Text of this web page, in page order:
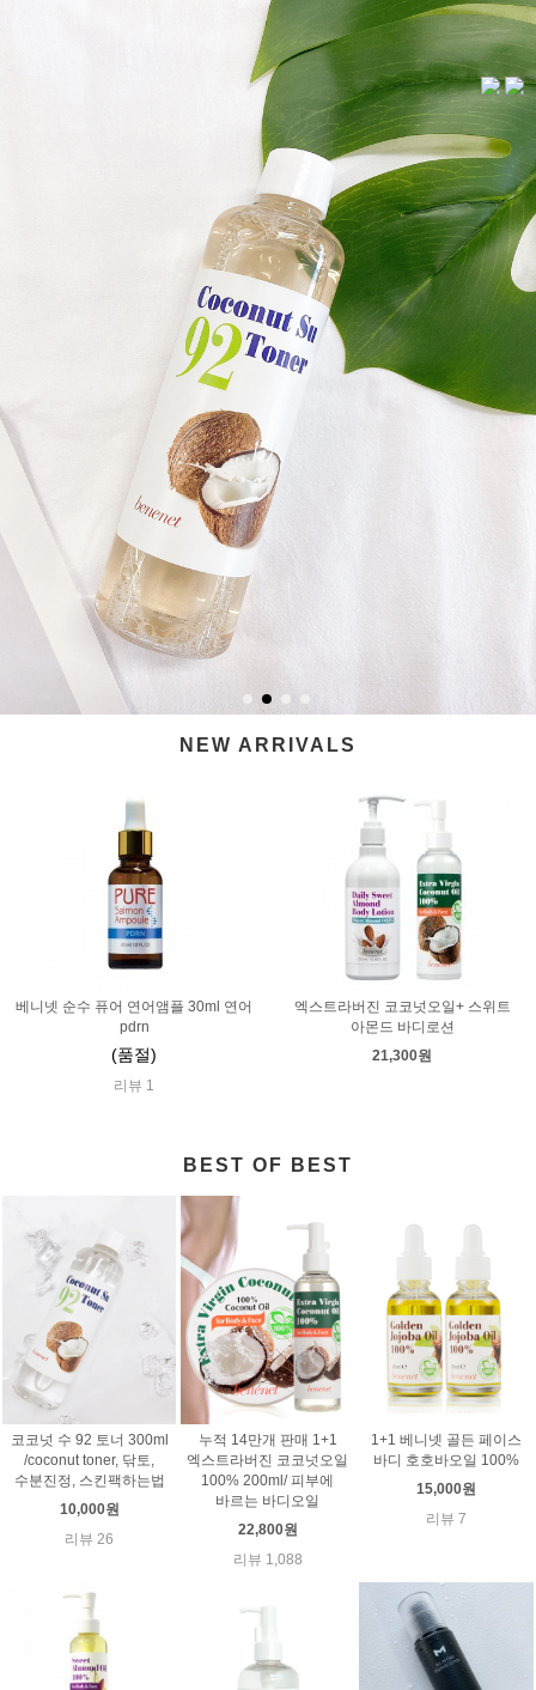
NEW ARRIVALS
베니넷 순수 퓨어 연어앰플 30ml 연어
pdrn
(품절)
리뷰 1
엑스트라버진 코코넛오일+ 스위트
아몬드 바디로션
21,300원
BEST OF BEST
코코넛 수 92 토너 300ml
/coconut toner, 닦토,
수분진정, 스킨팩하는법
10,000원
리뷰 26
누적 14만개 판매 1+1
엑스트라버진 코코넛오일
100% 200ml/ 피부에
바르는 바디오일
22,800원
리뷰 1,088
1+1 베니넷 골든 페이스
바디 호호바오일 100%
15,000원
리뷰 7